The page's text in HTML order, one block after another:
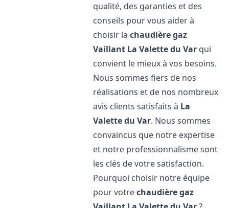
qualité, des garanties et des
conseils pour vous aider à
choisir lachaudière gaz
Vaillant La Valette du Var qui
convient le mieux à vos besoins.
Nous sommes fiers de nos
réalisations et de nos nombreux
avis clients satisfaits à La
Valette du Var. Nous sommes
convaincus que notre expertise
et notre professionnalisme sont
les clés de votre satisfaction.
Pourquoi choisir notre équipe
pour votrechaudière gaz